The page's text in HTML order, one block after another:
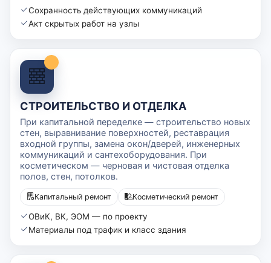
Сохранность действующих коммуникаций
Акт скрытых работ на узлы
СТРОИТЕЛЬСТВО И ОТДЕЛКА
При капитальной переделке — строительство новых
стен, выравнивание поверхностей, реставрация
входной группы, замена окон/дверей, инженерных
коммуникаций и сантехоборудования. При
косметическом — черновая и чистовая отделка
полов, стен, потолков.
Капитальный ремонт Косметический ремонт
ОВиК, ВК, ЭОМ — по проекту
Материалы под трафик и класс здания